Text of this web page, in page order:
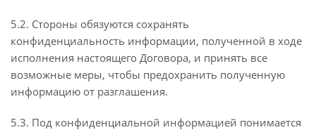
5.2. Стороны обязуются сохранять
конфиденциальность информации, полученной в ходе
исполнения настоящего Договора, и принять все
возможные меры, чтобы предохранить полученную
информацию от разглашения.
5.3. Под конфиденциальной информацией понимается